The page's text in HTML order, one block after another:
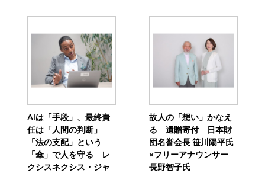
AIは「手段」、最終責
任は「人間の判断」
「法の支配」という
「傘」で人を守る レ
クシスネクシス・ジャ
故人の「想い」かなえ
る 遺贈寄付 日本財
団名誉会長 笹川陽平氏
×フリーアナウンサー
長野智子氏